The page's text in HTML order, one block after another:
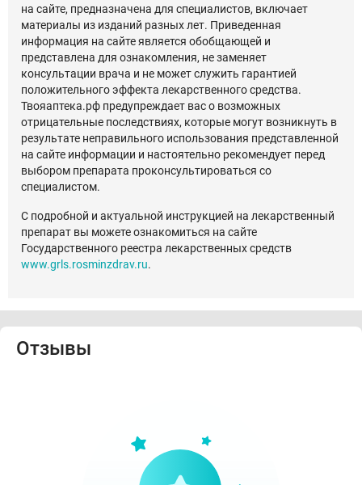
на сайте, предназначена для специалистов, включает
материалы из изданий разных лет. Приведенная
информация на сайте является обобщающей и
представлена для ознакомления, не заменяет
консультации врача и не может служить гарантией
положительного эффекта лекарственного средства.
Твояаптека.рф предупреждает вас о возможных
отрицательные последствиях, которые могут возникнуть в
результате неправильного использования представленной
на сайте информации и настоятельно рекомендует перед
выбором препарата проконсультироваться со
специалистом.
С подробной и актуальной инструкцией на лекарственный
препарат вы можете ознакомиться на сайте
Государственного реестра лекарственных средств
www.grls.rosminzdrav.ru.
Отзывы